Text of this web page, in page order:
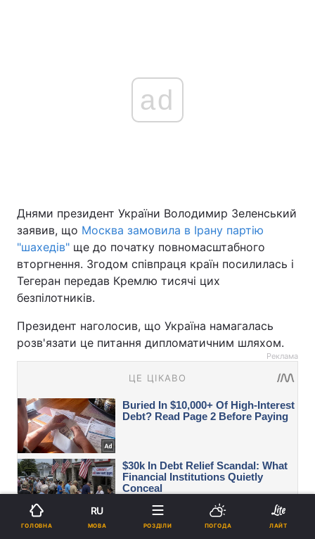
ad
Днями президент України Володимир Зеленський
заявив, що Москва замовила в Ірану партію
"шахедів" ще до початку повномасштабного
вторгнення. Згодом співпраця країн посилилась і
Тегеран передав Кремлю тисячі цих
безпілотників.
Президент наголосив, що Україна намагалась
розв'язати це питання дипломатичним шляхом.
Реклама
ГОЛОВНА
RU
МОВА РОЗДІЛИ ПОГОДА ЛАЙТ